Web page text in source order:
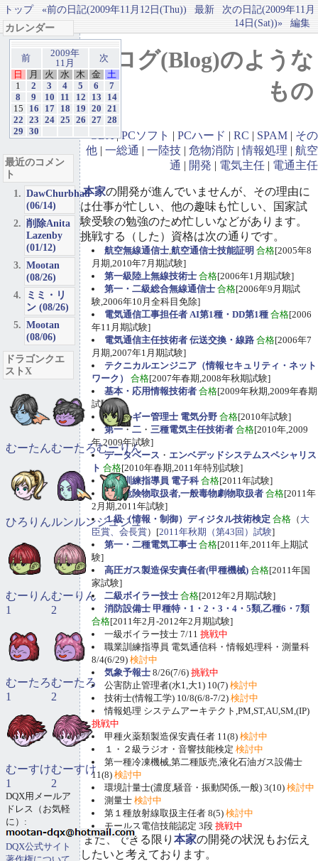
トップ «前の日記(2009年11月12日(Thu)) 最新
次の日記(2009年11月
14日(Sat))»
編集
ブログ(Blog)のような
もの
GBA|PCソフト | PCハード | RC | SPAM | その
他 | 一総通 | 一陸技 | 危物消防 |情報処理 | 航空
通 | 開発 | 電気主任 | 電通主任
本家の開発が進んでいませんが、その理由に
は仕事が忙しい、他の趣味も忙しい、国家試
験受験の勉強のため忙しいなどがあります。
挑戦する（した）資格は次の通りです。
航空無線通信士,航空通信士技能証明 合格[2005年8
月期,2010年7月期試験]
第一級陸上無線技術士 合格[2006年1月期試験]
第一・二級総合無線通信士 合格[2006年9月期試
験,2006年10月全科目免除]
電気通信工事担任者 AI第1種・DD第1種 合格[2006
年11月期試験]
電気通信主任技術者 伝送交換・線路 合格[2006年7
月期,2007年1月期試験]
テクニカルエンジニア（情報セキュリティ・ネット
ワーク）
合格[2007年春期,2008年秋期試験]
基本・応用情報技術者 合格[2009年秋期,2009年春期
試験]
エネルギー管理士 電気分野 合格[2010年試験]
第一・二 ・ 三種電気主任技術者 合格[2010年,2009
年,2009年試験]
データベース ・ エンベデッドシステムスペシャリス
ト 合格[2010年春期,2011年特別試験]
職業訓練指導員 電子科 合格[2011年試験]
甲種危険物取扱者,一般毒物劇物取扱者 合格[2011年
2月期,2011年試験]
１級（情報・制御）ディジタル技術検定 合格 （ 大
臣賞、会長賞）[2011年秋期（第43回）試験]
第一・二種電気工事士 合格[2011年,2011年上期試
験]
高圧ガス製造保安責任者(甲種機械) 合格[2011年国
家試験]
二級ボイラー技士 合格[2012年2月期試験]
消防設備士 甲種特・1・2・3・4・5類,乙種6・7類
合格[2011年2月-2012年2月期試験]
一級ボイラー技士 7/11 挑戦中
職業訓練指導員 電気通信科・情報処理科・測量科
8/4(6/29) 検討中
気象予報士 8/26(7/6) 挑戦中
公害防止管理者(水1,大1) 10(7) 検討中
技術士(情報工学) 10/8(6/8-7/2) 検討中
情報処理 システムアーキテクト,PM,ST,AU,SM,(IP)
挑戦中
甲種火薬類製造保安責任者 11(8) 検討中
１・２級ラジオ・音響技能検定 検討中
第一種冷凍機械,第二種販売,液化石油ガス設備士
11(8) 検討中
環境計量士(濃度,騒音・振動関係,一般) 3(10) 検討中
測量士 検討中
第１種放射線取扱主任者 8(5) 検討中
モールス電信技能認定 3段 挑戦中
また、できる限り 本家の開発の状況もお伝え
したいと考えております。
カレンダー
前
2009年
11月
次
日
月 火 水 木 金
土
1
2 3 4 5 6
7
8
9 10 11 12 13
14
15
16 17 18 19 20
21
22
23 24 25 26 27 28
29
30
最近のコメン
ト
DawChurbhab
(06/14)
削除Anita
Lazenby
(01/12)
Mootan
(08/26)
ミミ・リ
ン (08/26)
Mootan
(08/06)
ドラゴンクエ
ストX
むーたんむーたろむーりん
ひろりんルンルンジュジュ
むーりん
1
むーりん
2
むーたろ
1
むーたろ
2
むーすけ
1
むーすけ
2
DQX用メールア
ドレス（お気軽
に）:
DQX公式サイト